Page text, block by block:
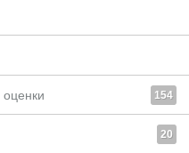
оценки 154
20